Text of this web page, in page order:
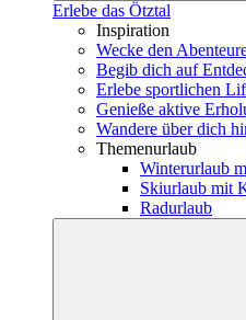
Erlebe das Ötztal
Inspiration
Wecke den
Begib dich auf
Erlebe sportlichen
Genieße aktive
Wandere über dich
Themenurlaub
Winterurlaub
Skiurlaub mit
Radurlaub